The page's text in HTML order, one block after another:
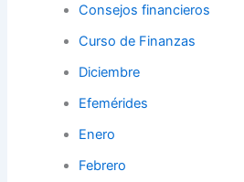
Consejos financieros
Curso de Finanzas
Diciembre
Efemérides
Enero
Febrero